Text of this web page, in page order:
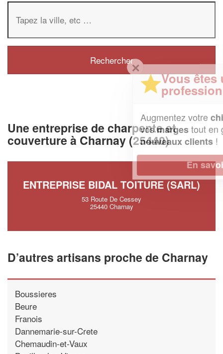
Une entreprise de charpente et
couverture à Charnay (25440)
ENTREPRISE BIDAL TOITURE (SARL)
53 Route De Cessey
25440 Charnay
D’autres artisans proche de Charnay
Boussieres
Beure
Franois
Dannemarie-sur-Crete
Chemaudin-et-Vaux
Vous êtes un
professionnel ?
chiffre d'affaireset
vosmargestout en gagnant de
nouveaux clients!
En savoir plus